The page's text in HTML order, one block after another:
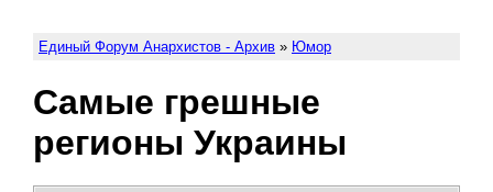
Единый Форум Анархистов - Архив » Юмор
Самые грешные
регионы Украины